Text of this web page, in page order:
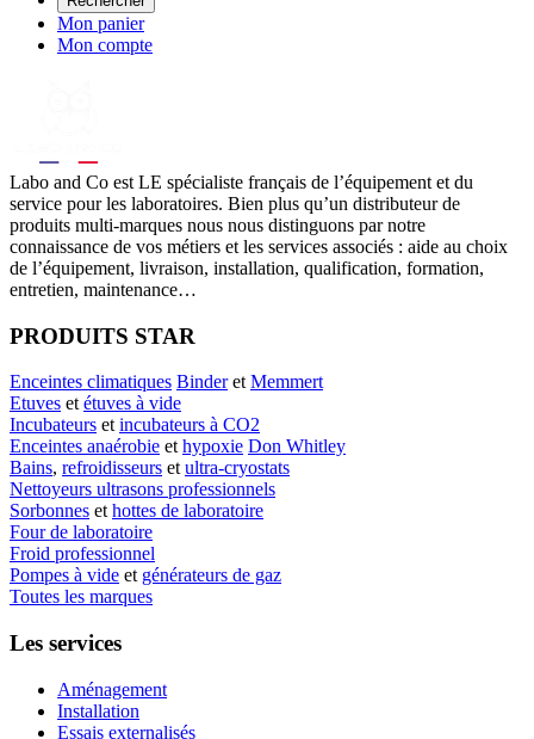
Mon panier
Mon compte
Labo and Co est LE spécialiste français de l’équipement et du
service pour les laboratoires. Bien plus qu’un distributeur de
produits multi-marques nous nous distinguons par notre
connaissance de vos métiers et les services associés : aide au choix
de l’équipement, livraison, installation, qualification, formation,
entretien, maintenance…
PRODUITS STAR
Enceintes climatiques Binderet Memmert
Etuves et étuves à vide
Incubateurs et incubateurs à CO2
Enceintes anaérobie et hypoxie Don Whitley
Bains, refroidisseurs et ultra-cryostats
Nettoyeurs ultrasons professionnels
Sorbonnes et hottes de laboratoire
Four de laboratoire
Froid professionnel
Pompes à vide et générateurs de gaz
Toutes les marques
Les services
Aménagement
Installation
Essais externalisés